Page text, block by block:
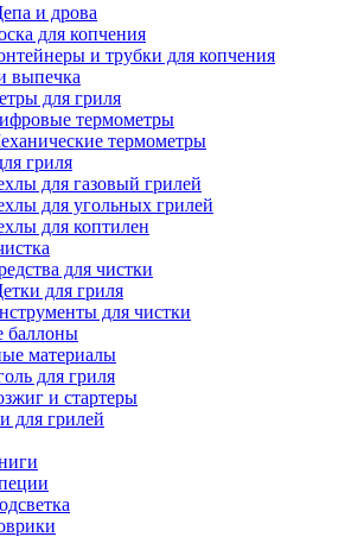
и дрова
для копчения
и трубки для копчения
выпечка
для гриля
термометры
термометры
гриля
для газовый грилей
для угольных грилей
для коптилен
для чистки
для гриля
для чистки
баллоны
материалы
для гриля
и стартеры
для грилей